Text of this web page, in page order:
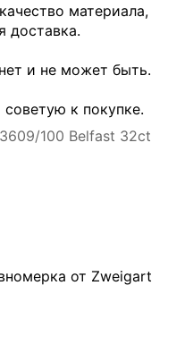
материала,
доставка.
и не может быть.
к покупке.
100 Belfast 32ct
от Zweigart